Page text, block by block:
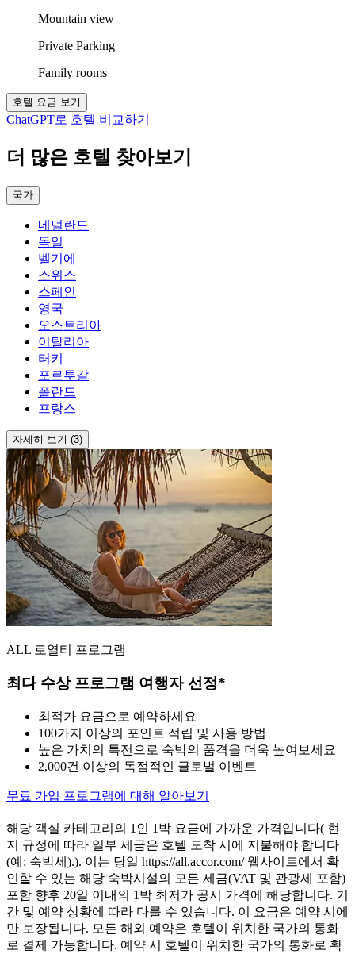
Mountain view
Private Parking
Family rooms
호텔 요금 보기
ChatGPT로 호텔 비교하기
더 많은 호텔 찾아보기
국가
네덜란드
독일
벨기에
스위스
스페인
영국
오스트리아
이탈리아
터키
포르투갈
폴란드
프랑스
자세히 보기 (3)
ALL 로열티 프로그램
최다 수상 프로그램 여행자 선정*
최적가 요금으로 예약하세요
100가지 이상의 포인트 적립 및 사용 방법
높은 가치의 특전으로 숙박의 품격을 더욱 높여보세요
2,000건 이상의 독점적인 글로벌 이벤트
무료 가입 프로그램에 대해 알아보기
해당 객실 카테고리의 1인 1박 요금에 가까운 가격입니다( 현
지 규정에 따라 일부 세금은 호텔 도착 시에 지불해야 합니다
(예: 숙박세).). 이는 당일 https://all.accor.com/ 웹사이트에서 확
인할 수 있는 해당 숙박시설의 모든 세금(VAT 및 관광세 포함)
포함 향후 20일 이내의 1박 최저가 공시 가격에 해당합니다. 기
간 및 예약 상황에 따라 다를 수 있습니다. 이 요금은 예약 시에
만 보장됩니다. 모든 해외 예약은 호텔이 위치한 국가의 통화
로 결제 가능합니다. 예약 시 호텔이 위치한 국가의 통화로 확